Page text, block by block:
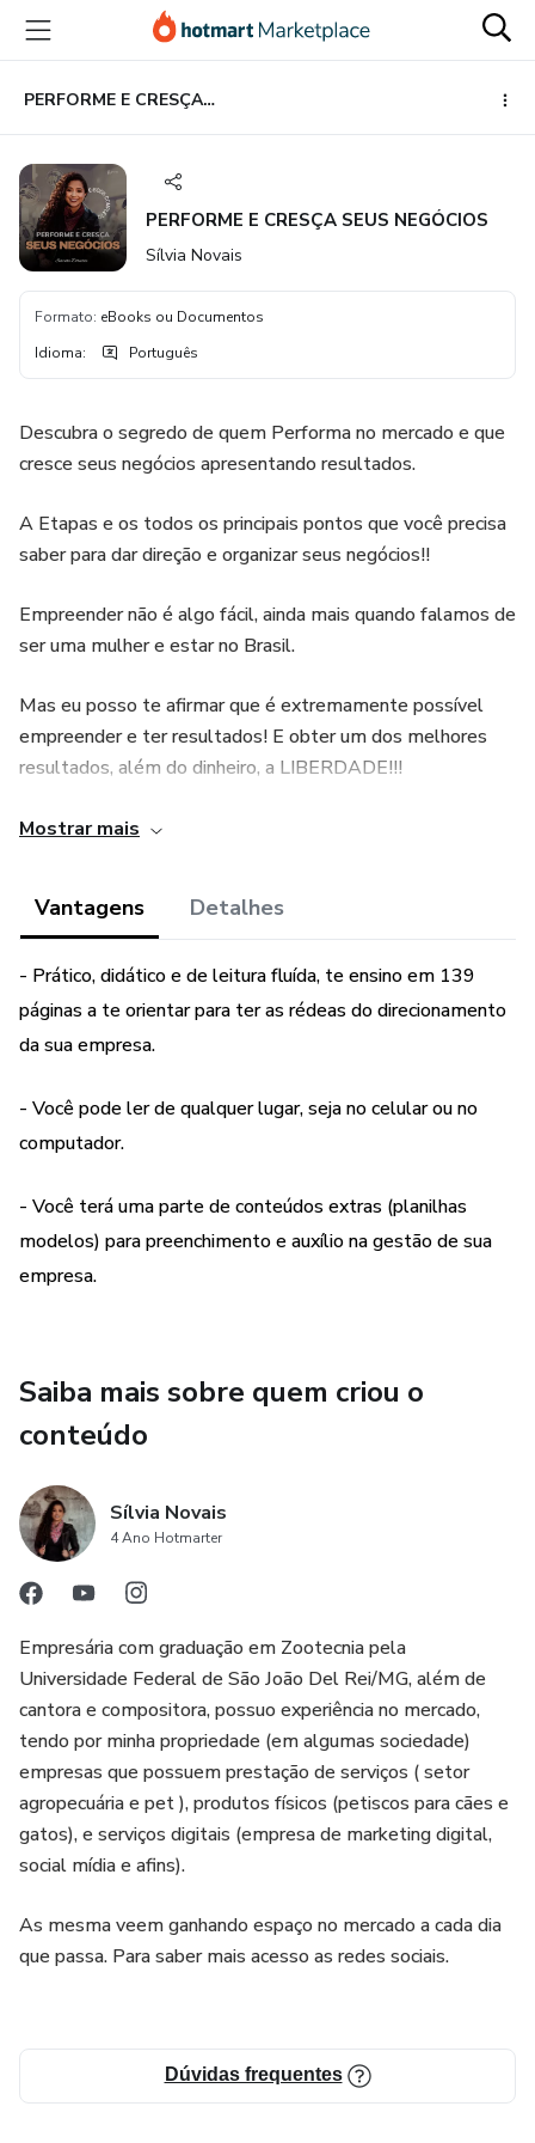
para
conteúdo
principal
para
pagamento
para
rodapé
PERFORME E CRESÇA SEUS NEGÓCIOS
PERFORME E CRESÇA SEUS NEGÓCIOS
Sílvia Novais
Formato: eBooks ou Documentos
Idioma: Português
Descubra o segredo de quem Performa no mercado e que
cresce seus negócios apresentando resultados.
A Etapas e os todos os principais pontos que você precisa
saber para dar direção e organizar seus negócios!!
Empreender não é algo fácil, ainda mais quando falamos de
ser uma mulher e estar no Brasil.
Mas eu posso te afirmar que é extremamente possível
empreender e ter resultados! E obter um dos melhores
resultados, além do dinheiro, a LIBERDADE!!!
Neste e-book você aprenderá de forma objetiva o passo-
aplicar:
- Primeiros pontos que você deve analisar e executar
- Como criar um plano de negócios, sendo orientado passo
a passo
- Como criar um plano de marketing estratégico até o
- Como estruturar e escalar seu negócio
O material é composto por 4 módulos + 1 módulo
BÔNUS:
-MÓDULO 1
CAPÍTULO 1 – Etapas para Analisar e executar
CAPÍTULO 2 – Como lucrar mais
CAPÍTULO 3 – Como criar um plano de negócios
-MÓDULO 2
CAPÍTULO 1 –Como criar um plano de marketing
estratégico
CAPÍTULO 2 –Branding – Conheça tudo
CAPÍTULO 3 –Lançamento de Impacto
CAPÍTULO 1 – Plano para escalar
Mostrar mais
Vantagens Detalhes
- Prático, didático e de leitura fluída, te ensino em 139
páginas a te orientar para ter as rédeas do direcionamento
da sua empresa.
- Você pode ler de qualquer lugar, seja no celular ou no
computador.
- Você terá uma parte de conteúdos extras (planilhas
modelos) para preenchimento e auxílio na gestão de sua
empresa.
Saiba mais sobre quem criou o
conteúdo
Sílvia Novais
4 Ano Hotmarter
Empresária com graduação em Zootecnia pela
Universidade Federal de São João Del Rei/MG, além de
cantora e compositora, possuo experiência no mercado,
tendo por minha propriedade (em algumas sociedade)
empresas que possuem prestação de serviços ( setor
agropecuária e pet ), produtos físicos (petiscos para cães e
gatos), e serviços digitais (empresa de marketing digital,
social mídia e afins).
As mesma veem ganhando espaço no mercado a cada dia
que passa. Para saber mais acesso as redes sociais.
Dúvidas frequentes